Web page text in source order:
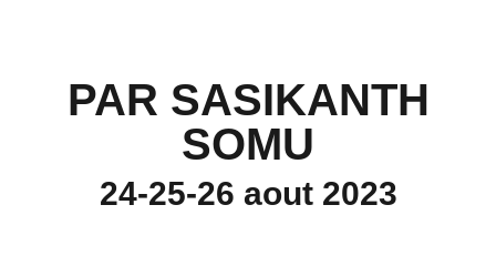
PAR SASIKANTH
SOMU
24-25-26 aout 2023